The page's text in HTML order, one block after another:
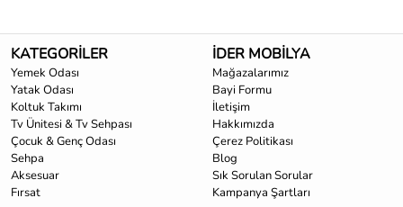
KATEGORİLER
Yemek Odası
Yatak Odası
Koltuk Takımı
Tv Ünitesi & Tv Sehpası
Çocuk & Genç Odası
Sehpa
Aksesuar
Fırsat
İDER MOBİLYA
Mağazalarımız
Bayi Formu
İletişim
Hakkımızda
Çerez Politikası
Blog
Sık Sorulan Sorular
Kampanya Şartları